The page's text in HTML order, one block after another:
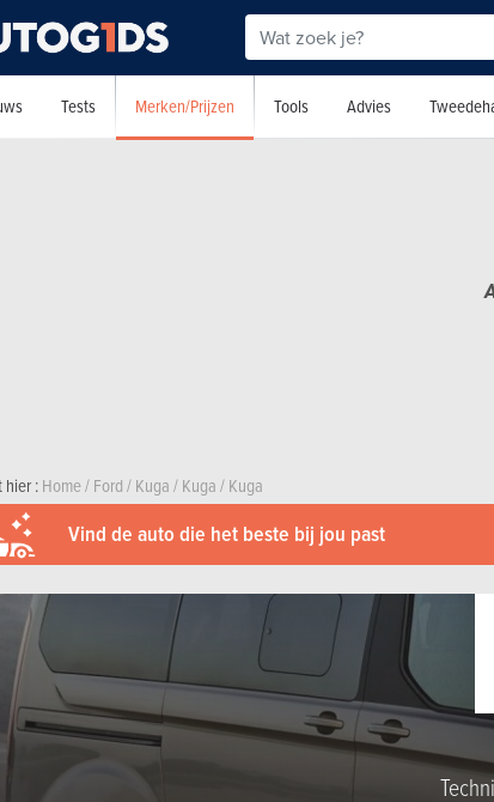
Tests Merken/Prijzen Tools Advies
hier :Home/Ford/Kuga/Kuga/Kuga
Vind de auto die het beste bij jou past